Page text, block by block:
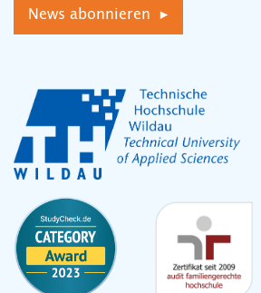
News abonnieren ▸